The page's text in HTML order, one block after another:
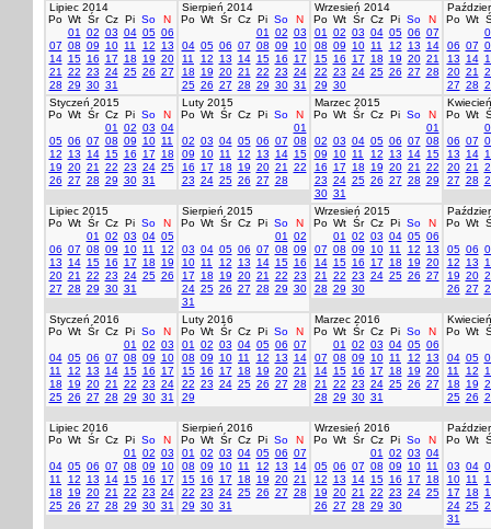
Lipiec 2014
Po Wt Śr Cz Pi So
N
01
02 03 04 05 06
07 08 09 10 11 12
13
14 15 16 17 18 19 20
21
22 23 24 25 26 27
28 29 30 31
Sierpień 2014
Po Wt Śr Cz Pi So
N
01
02 03
04 05 06 07 08 09
10
11
12 13 14 15 16
17
18
19 20 21 22 23 24
25 26 27 28 29 30 31
Wrzesień 2014
Po Wt Śr Cz Pi So
N
01
02 03 04 05 06 07
08 09 10 11 12 13
14
15 16 17 18 19 20 21
22 23 24 25 26 27 28
29 30
Po Wt
06 07
13
14
20 21
27 28
Styczeń 2015
Po Wt Śr Cz Pi So
N
01
02 03 04
05 06 07 08 09 10 11
12
13 14 15 16 17
18
19 20 21 22 23 24 25
26 27 28 29 30 31
Luty 2015
Po Wt Śr Cz Pi So
N
01
02 03 04 05 06 07 08
09
10 11 12 13 14 15
16
17 18 19 20 21
22
23 24 25 26 27 28
Marzec 2015
Po Wt Śr Cz Pi So
N
01
02 03 04 05 06 07 08
09
10 11 12 13 14 15
16
17 18 19 20 21
22
23 24 25 26 27 28 29
30 31
Po Wt
06 07
13
14
20 21
27 28
Lipiec 2015
Po Wt Śr Cz Pi So
N
01
02 03 04 05
06 07 08 09 10 11
12
13
14 15 16 17 18
19
20 21 22 23 24 25 26
27 28 29 30 31
Sierpień 2015
Po Wt Śr Cz Pi So
N
01
02
03 04 05 06 07 08 09
10 11 12 13 14 15 16
17
18 19 20 21 22 23
24 25 26 27 28 29 30
31
Wrzesień 2015
Po Wt Śr Cz Pi So
N
01
02 03 04 05 06
07 08 09 10 11 12
13
14 15 16 17 18 19 20
21
22 23 24 25 26 27
28 29 30
Po Wt
05 06
12
13
19 20
26 27
Styczeń 2016
Po Wt Śr Cz Pi So
N
01
02 03
04 05 06 07 08 09
10
11
12 13 14 15 16
17
18
19 20 21 22 23 24
25 26 27 28 29 30 31
Luty 2016
Po Wt Śr Cz Pi So
N
01
02 03 04 05 06 07
08 09 10 11 12 13
14
15 16 17 18 19 20 21
22 23 24 25 26 27 28
29
Marzec 2016
Po Wt Śr Cz Pi So
N
01
02 03 04 05 06
07 08 09 10 11 12
13
14 15 16 17 18 19 20
21
22 23 24 25 26 27
28 29 30 31
Po Wt
04 05
11
12
18
19
25 26
Lipiec 2016
Po Wt Śr Cz Pi So
N
01
02 03
04 05 06 07 08 09
10
11
12 13 14 15 16
17
18
19 20 21 22 23 24
25 26 27 28 29 30 31
Sierpień 2016
Po Wt Śr Cz Pi So
N
01
02 03 04 05 06 07
08 09 10 11 12 13
14
15 16 17 18 19 20 21
22 23 24 25 26 27 28
29 30 31
Wrzesień 2016
Po Wt Śr Cz Pi So
N
01
02 03 04
05 06 07 08 09 10 11
12
13 14 15 16 17
18
19 20 21 22 23 24 25
26 27 28 29 30
Po Wt
03 04
10 11
17
18
24 25
31